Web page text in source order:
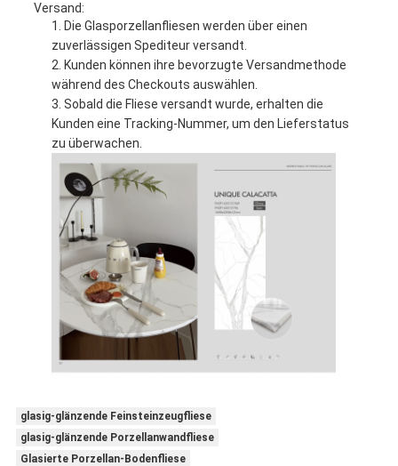
Versand:
Die Glasporzellanfliesen werden über einen
zuverlässigen Spediteur versandt.
Kunden können ihre bevorzugte Versandmethode
während des Checkouts auswählen.
Sobald die Fliese versandt wurde, erhalten die
Kunden eine Tracking-Nummer, um den Lieferstatus
zu überwachen.
glasig-glänzende Feinsteinzeugfliese
glasig-glänzende Porzellanwandfliese
Glasierte Porzellan-Bodenfliese